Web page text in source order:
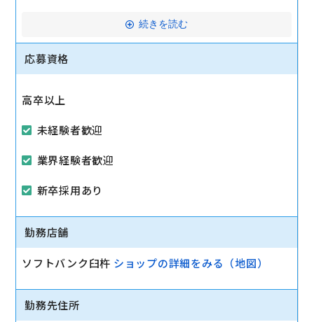
・スマートフォン・携帯電話のご案内、販売
・機種変更・新規契約などの各種手続き
・インターネットサービスのご提案・販売
・スマートフォンの操作案内・サポート
管理、売上管理など）
※業務は段階的にお任せします。
マイカー通勤可
続きを読む
応募資格
高卒以上
未経験者歓迎
業界経験者歓迎
新卒採用あり
勤務店舗
ソフトバンク臼杵 ショップの詳細をみる（地図）
勤務先住所